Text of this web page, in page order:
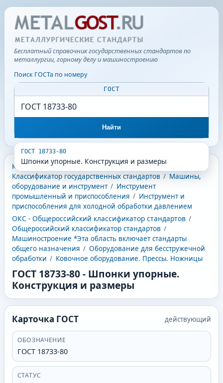
Бесплатный справочник государственных стандартов по
металлургии, горному делу и машиностроению
Поиск ГОСТа по номеру
ГОСТ
Найти
ГОСТ 18733-80
Шпонки упорные. Конструкция и размеры
КГС - Классификатор государственных стандартов
Классификатор государственных стандартов / Машины,
оборудование и инструмент / Инструмент
промышленный и приспособления / Инструмент и
приспособления для холодной обработки давлением
ОКС - Общероссийский классификатор стандартов /
Общероссийский классификатор стандартов /
Машиностроение *Эта область включает стандарты
общего назначения / Оборудование для бесстружечной
обработки / Ковочное оборудование. Прессы. Ножницы
ГОСТ 18733-80- Шпонки упорные.
Конструкция и размеры
Карточка ГОСТ действующий
ОБОЗНАЧЕНИЕ
ГОСТ 18733-80
СТАТУС